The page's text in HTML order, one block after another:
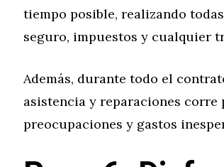
tiempo posible, realizando
seguro, impuestos y cualquier
Además, durante todo el
asistencia y reparaciones
preocupaciones y gastos